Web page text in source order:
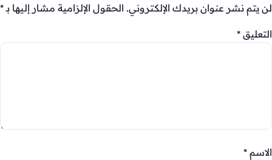
لن يتم نشر عنوان بريدك الإلكتروني. الحقول الإلزامية مشار إليها بـ*
التعليق *
الاسم *